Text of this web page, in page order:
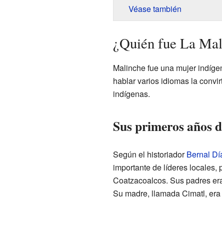
Véase también
¿Quién fue La
Malinche fue una mujer
hablar varios idiomas la
indígenas.
Sus primeros años
Según el historiadorBernal
importante de líderes locales,
Coatzacoalcos. Sus padres
Su madre, llamada Cimatl,